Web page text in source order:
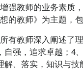
教师的业务素质，
的教师》为主题，
教师深入阐述了理
自强，追求卓越；4
、落实，知识与